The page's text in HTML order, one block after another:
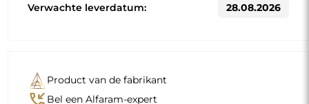
Verwachte leverdatum: 28.08.2026
Product van de fabrikant
Bel een Alfaram-expert